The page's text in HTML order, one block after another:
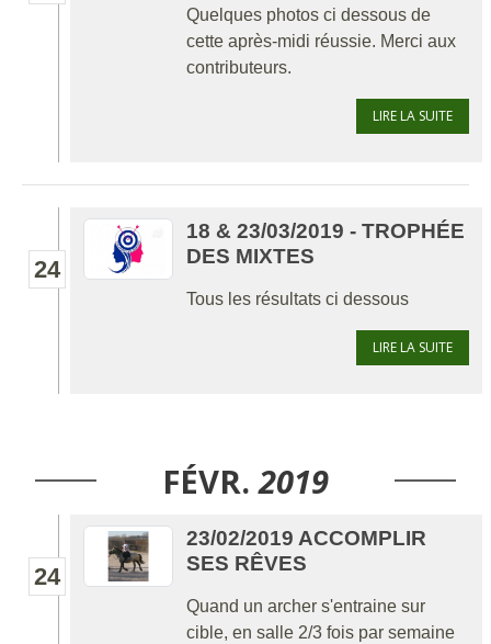
Quelques photos ci dessous de
cette après-midi réussie. Merci aux
contributeurs.
LIRE LA SUITE
24
18 & 23/03/2019 - TROPHÉE
DES MIXTES
Tous les résultats ci dessous
LIRE LA SUITE
FÉVR. 2019
24
23/02/2019 ACCOMPLIR
SES RÊVES
Quand un archer s'entraine sur
cible, en salle 2/3 fois par semaine